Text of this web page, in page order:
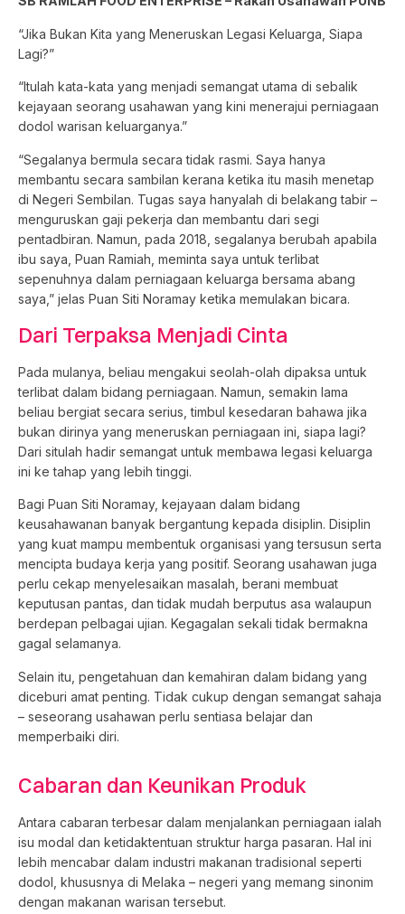
“Jika Bukan Kita yang Meneruskan Legasi Keluarga, Siapa
Lagi?”
“Itulah kata-kata yang menjadi semangat utama di sebalik
kejayaan seorang usahawan yang kini menerajui perniagaan
dodol warisan keluarganya.”
“Segalanya bermula secara tidak rasmi. Saya hanya
membantu secara sambilan kerana ketika itu masih menetap
di Negeri Sembilan. Tugas saya hanyalah di belakang tabir –
menguruskan gaji pekerja dan membantu dari segi
pentadbiran. Namun, pada 2018, segalanya berubah apabila
ibu saya, Puan Ramiah, meminta saya untuk terlibat
sepenuhnya dalam perniagaan keluarga bersama abang
saya,” jelas Puan Siti Noramay ketika memulakan bicara.
Dari Terpaksa Menjadi Cinta
Pada mulanya, beliau mengakui seolah-olah dipaksa untuk
terlibat dalam bidang perniagaan. Namun, semakin lama
beliau bergiat secara serius, timbul kesedaran bahawa jika
bukan dirinya yang meneruskan perniagaan ini, siapa lagi?
Dari situlah hadir semangat untuk membawa legasi keluarga
ini ke tahap yang lebih tinggi.
Bagi Puan Siti Noramay, kejayaan dalam bidang
keusahawanan banyak bergantung kepada disiplin. Disiplin
yang kuat mampu membentuk organisasi yang tersusun serta
mencipta budaya kerja yang positif. Seorang usahawan juga
perlu cekap menyelesaikan masalah, berani membuat
keputusan pantas, dan tidak mudah berputus asa walaupun
berdepan pelbagai ujian. Kegagalan sekali tidak bermakna
gagal selamanya.
Selain itu, pengetahuan dan kemahiran dalam bidang yang
diceburi amat penting. Tidak cukup dengan semangat sahaja
– seseorang usahawan perlu sentiasa belajar dan
memperbaiki diri.
Cabaran dan Keunikan Produk
Antara cabaran terbesar dalam menjalankan perniagaan ialah
isu modal dan ketidaktentuan struktur harga pasaran. Hal ini
lebih mencabar dalam industri makanan tradisional seperti
dodol, khususnya di Melaka – negeri yang memang sinonim
dengan makanan warisan tersebut.